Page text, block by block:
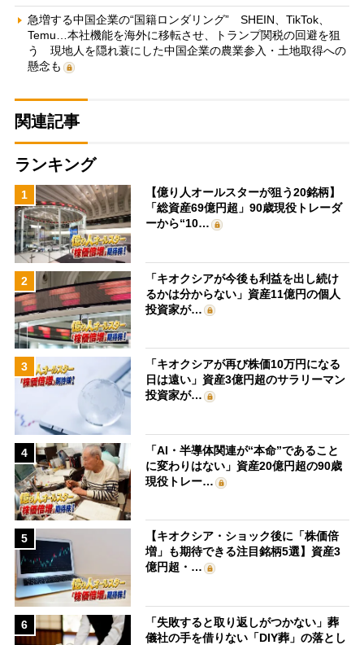
急増する中国企業の“国籍ロンダリング” SHEIN、TikTok、
Temu…本社機能を海外に移転させ、トランプ関税の回避を狙
う 現地人を隠れ蓑にした中国企業の農業参入・土地取得への
懸念も
関連記事
ランキング
1
【億り人オールスターが狙う20銘柄】
「総資産69億円超」90歳現役トレーダ
ーから“10…
2
「キオクシアが今後も利益を出し続け
るかは分からない」資産11億円の個人
投資家が…
3
「キオクシアが再び株価10万円になる
日は遠い」資産3億円超のサラリーマン
投資家が…
4
「AI・半導体関連が“本命”であること
に変わりはない」資産20億円超の90歳
現役トレー…
5
【キオクシア・ショック後に「株価倍
増」も期待できる注目銘柄5選】資産3
億円超・…
6
「失敗すると取り返しがつかない」葬
儀社の手を借りない「DIY葬」の落とし